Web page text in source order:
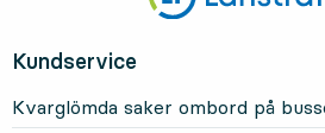
Kundservice
Kvarglömda saker ombord på